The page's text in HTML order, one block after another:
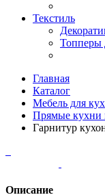
Текстиль
Топперы
Главная
Каталог
Мебель для
Прямые кухни
Гарнитур
Описание